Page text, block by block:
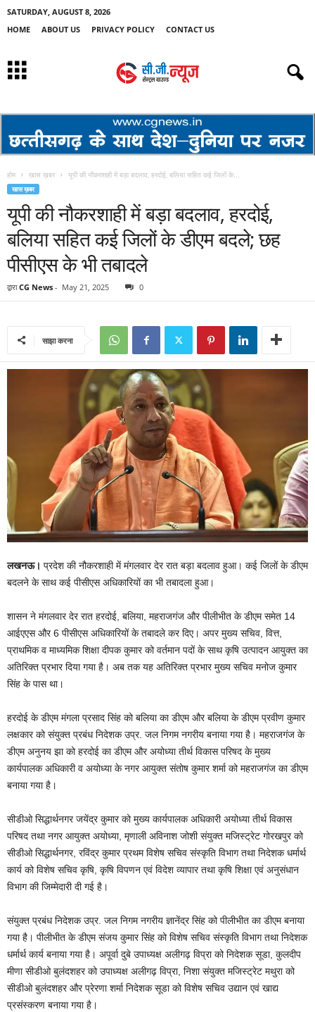
SATURDAY, AUGUST 8, 2026
HOME
ABOUT US PRIVACY POLICY CONTACT US
होम खास ख़बर यूपी की नौकरशाही में बड़ा बदलाव, हरदोई, बलिया सहित कई जिलों के...
खास ख़बर
यूपी की नौकरशाही में बड़ा बदलाव, हरदोई,
बलिया सहित कई जिलों के डीएम बदले; छह
पीसीएस के भी तबादले
द्वारा CG News - May 21, 2025 0
साझा करना
लखनऊ। प्रदेश की नौकरशाही में मंगलवार देर रात बड़ा बदलाव हुआ। कई जिलों के डीएम
बदलने के साथ कई पीसीएस अधिकारियों का भी तबादला हुआ।
शासन ने मंगलवार देर रात हरदोई, बलिया, महराजगंज और पीलीभीत के डीएम समेत 14
आईएएस और 6 पीसीएस अधिकारियों के तबादले कर दिए। अपर मुख्य सचिव, वित्त,
प्राथमिक व माध्यमिक शिक्षा दीपक कुमार को वर्तमान पदों के साथ कृषि उत्पादन आयुक्त का
अतिरिक्त प्रभार दिया गया है। अब तक यह अतिरिक्त प्रभार मुख्य सचिव मनोज कुमार
सिंह के पास था।
हरदोई के डीएम मंगला प्रसाद सिंह को बलिया का डीएम और बलिया के डीएम प्रवीण कुमार
लक्षकार को संयुक्त प्रबंध निदेशक उप्र. जल निगम नगरीय बनाया गया है। महराजगंज के
डीएम अनुनय झा को हरदोई का डीएम और अयोध्या तीर्थ विकास परिषद के मुख्य
कार्यपालक अधिकारी व अयोध्या के नगर आयुक्त संतोष कुमार शर्मा को महराजगंज का डीएम
बनाया गया है।
सीडीओ सिद्धार्थनगर जयेंद्र कुमार को मुख्य कार्यपालक अधिकारी अयोध्या तीर्थ विकास
परिषद तथा नगर आयुक्त अयोध्या, मृणाली अविनाश जोशी संयुक्त मजिस्ट्रेट गोरखपुर को
सीडीओ सिद्धार्थनगर, रविंद्र कुमार प्रथम विशेष सचिव संस्कृति विभाग तथा निदेशक धर्मार्थ
कार्य को विशेष सचिव कृषि, कृषि विपणन एवं विदेश व्यापार तथा कृषि शिक्षा एवं अनुसंधान
विभाग की जिम्मेदारी दी गई है।
संयुक्त प्रबंध निदेशक उप्र. जल निगम नगरीय ज्ञानेंद्र सिंह को पीलीभीत का डीएम बनाया
गया है। पीलीभीत के डीएम संजय कुमार सिंह को विशेष सचिव संस्कृति विभाग तथा निदेशक
धर्मार्थ कार्य बनाया गया है। अपूर्वा दुबे उपाध्यक्ष अलीगढ़ विप्रा को निदेशक सूडा, कुलदीप
मीणा सीडीओ बुलंदशहर को उपाध्यक्ष अलीगढ़ विप्रा, निशा संयुक्त मजिस्ट्रेट मथुरा को
सीडीओ बुलंदशहर और प्रेरणा शर्मा निदेशक सूडा को विशेष सचिव उद्यान एवं खाद्य
प्रसंस्करण बनाया गया है।